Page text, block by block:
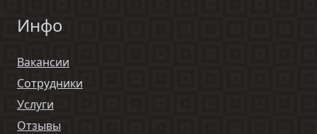
Инфо
Вакансии
Сотрудники
Услуги
Отзывы